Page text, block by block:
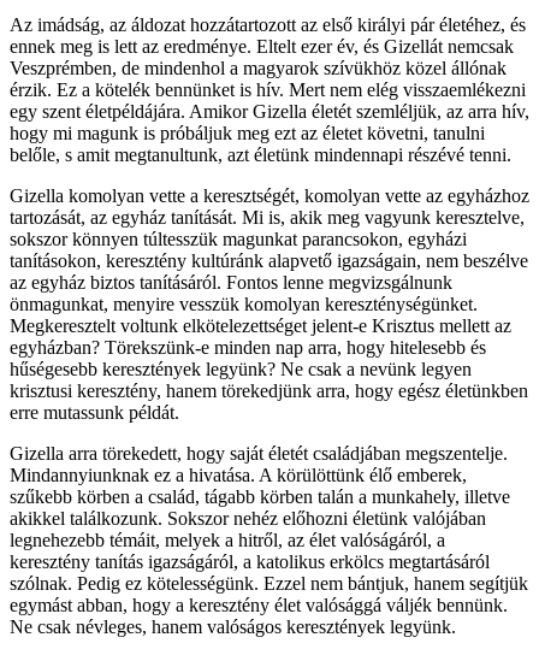
Az imádság, az áldozat hozzátartozott az első királyi pár életéhez, és
ennek meg is lett az eredménye. Eltelt ezer év, és Gizellát nemcsak
Veszprémben, de mindenhol a magyarok szívükhöz közel állónak
érzik. Ez a kötelék bennünket is hív. Mert nem elég visszaemlékezni
egy szent életpéldájára. Amikor Gizella életét szemléljük, az arra hív,
hogy mi magunk is próbáljuk meg ezt az életet követni, tanulni
belőle, s amit megtanultunk, azt életünk mindennapi részévé tenni.
Gizella komolyan vette a keresztségét, komolyan vette az egyházhoz
tartozását, az egyház tanítását. Mi is, akik meg vagyunk keresztelve,
sokszor könnyen túltesszük magunkat parancsokon, egyházi
tanításokon, keresztény kultúránk alapvető igazságain, nem beszélve
az egyház biztos tanításáról. Fontos lenne megvizsgálnunk
önmagunkat, menyire vesszük komolyan kereszténységünket.
Megkeresztelt voltunk elkötelezettséget jelent-e Krisztus mellett az
egyházban? Törekszünk-e minden nap arra, hogy hitelesebb és
hűségesebb keresztények legyünk? Ne csak a nevünk legyen
krisztusi keresztény, hanem törekedjünk arra, hogy egész életünkben
erre mutassunk példát.
Gizella arra törekedett, hogy saját életét családjában megszentelje.
Mindannyiunknak ez a hivatása. A körülöttünk élő emberek,
szűkebb körben a család, tágabb körben talán a munkahely, illetve
akikkel találkozunk. Sokszor nehéz előhozni életünk valójában
legnehezebb témáit, melyek a hitről, az élet valóságáról, a
keresztény tanítás igazságáról, a katolikus erkölcs megtartásáról
szólnak. Pedig ez kötelességünk. Ezzel nem bántjuk, hanem segítjük
egymást abban, hogy a keresztény élet valósággá váljék bennünk.
Ne csak névleges, hanem valóságos keresztények legyünk.